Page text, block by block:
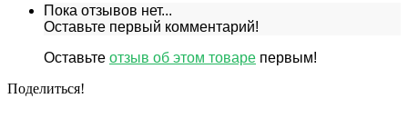
Пока отзывов нет...
Оставьте первый комментарий!
Оставьте отзыв об этом товаре первым!
Поделиться!